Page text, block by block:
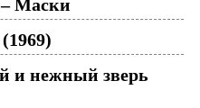
Маски
и нежный зверь